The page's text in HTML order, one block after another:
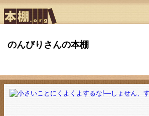
のんびりさんの本棚